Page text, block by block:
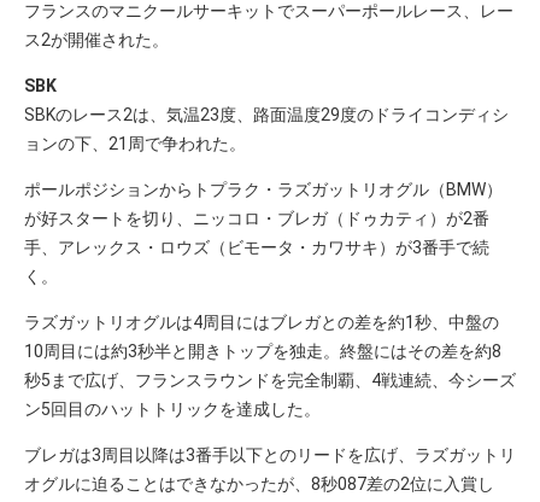
フランスのマニクールサーキットでスーパーポールレース、レー
ス2が開催された。
SBK
SBKのレース2は、気温23度、路面温度29度のドライコンディシ
ョンの下、21周で争われた。
ポールポジションからトプラク・ラズガットリオグル（BMW）
が好スタートを切り、ニッコロ・ブレガ（ドゥカティ）が2番
手、アレックス・ロウズ（ビモータ・カワサキ）が3番手で続
く。
ラズガットリオグルは4周目にはブレガとの差を約1秒、中盤の
10周目には約3秒半と開きトップを独走。終盤にはその差を約8
秒5まで広げ、フランスラウンドを完全制覇、4戦連続、今シーズ
ン5回目のハットトリックを達成した。
ブレガは3周目以降は3番手以下とのリードを広げ、ラズガットリ
オグルに迫ることはできなかったが、8秒087差の2位に入賞し